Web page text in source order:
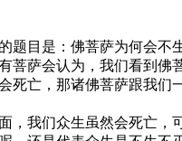
目是：佛菩萨为何会不
萨会认为，我们看到佛菩
死亡，那诸佛菩萨跟我们
我们众生虽然会死亡，可